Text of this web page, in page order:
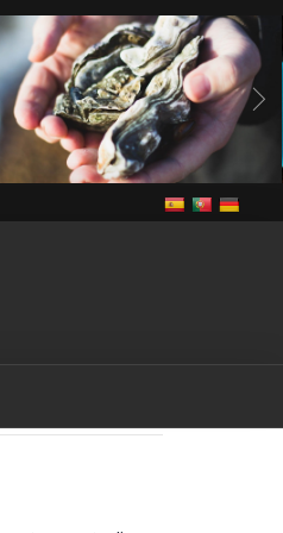
Notre cuisine Vivre
In The Vendee